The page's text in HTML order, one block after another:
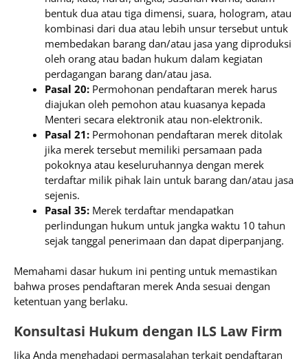
bentuk dua atau tiga dimensi, suara, hologram, atau
kombinasi dari dua atau lebih unsur tersebut untuk
membedakan barang dan/atau jasa yang diproduksi
oleh orang atau badan hukum dalam kegiatan
perdagangan barang dan/atau jasa.
Pasal 20: Permohonan pendaftaran merek harus
diajukan oleh pemohon atau kuasanya kepada
Menteri secara elektronik atau non-elektronik.
Pasal 21: Permohonan pendaftaran merek ditolak
jika merek tersebut memiliki persamaan pada
pokoknya atau keseluruhannya dengan merek
terdaftar milik pihak lain untuk barang dan/atau jasa
sejenis.
Pasal 35: Merek terdaftar mendapatkan
perlindungan hukum untuk jangka waktu 10 tahun
sejak tanggal penerimaan dan dapat diperpanjang.
Memahami dasar hukum ini penting untuk memastikan
bahwa proses pendaftaran merek Anda sesuai dengan
ketentuan yang berlaku.
Konsultasi Hukum dengan ILS Law Firm
Jika Anda menghadapi permasalahan terkait pendaftaran